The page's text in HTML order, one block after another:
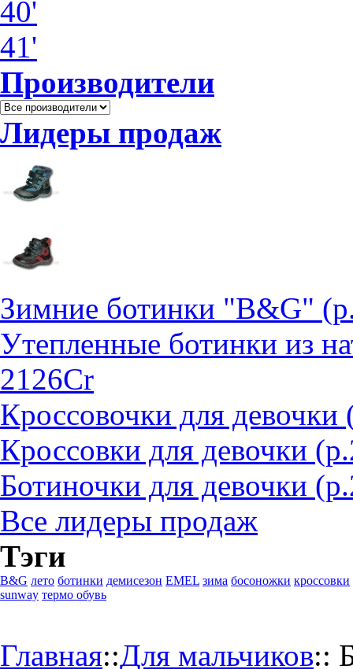
40'
41'
Производители
Лидеры продаж
Зимние ботинки "B&G"
Утепленные ботинки из
2126Cr
Кроссовочки для
Кроссовки для девочки
Ботиночки для девочки
Все лидеры продаж
Тэги
B&G лето ботинки демисезон EMEL зима босоножки кроссовки
sunway термо обувь
Главная::Для мальчиков::